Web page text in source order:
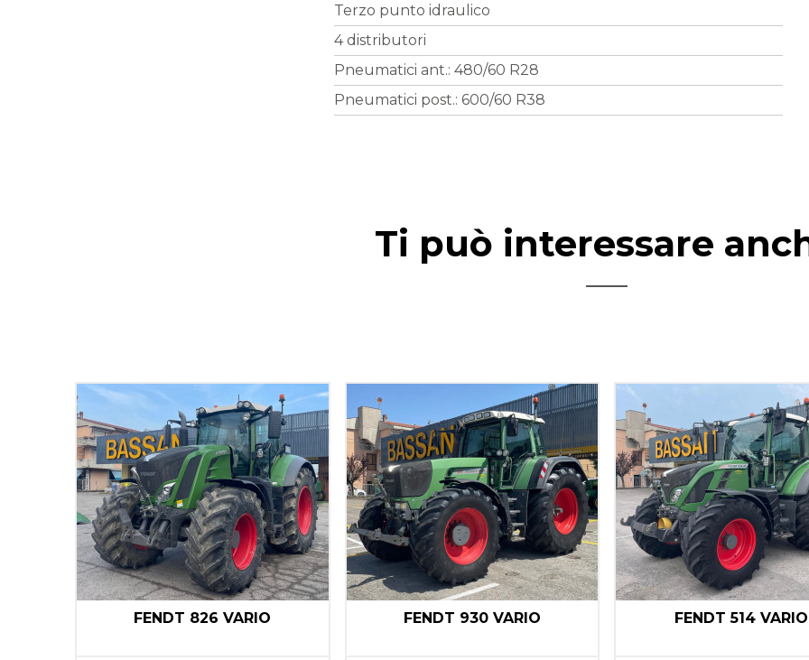
Terzo punto idraulico
4 distributori
Pneumatici ant.: 480/60 R28
Pneumatici post.: 600/60 R38
Ti può interessare
FENDT 826 VARIO FENDT 930 VARIO FENDT 514 VARIO